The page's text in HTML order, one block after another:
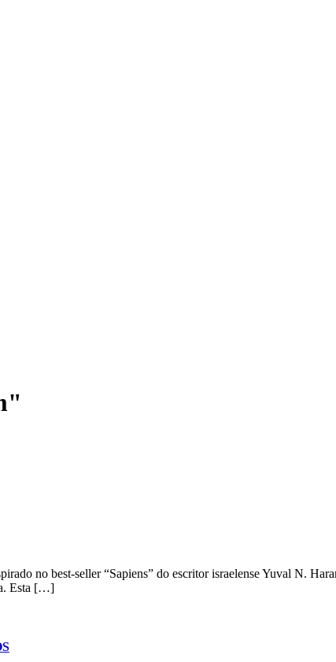
no best-seller “Sapiens” do escritor israelense Yuval N.
Esta […]